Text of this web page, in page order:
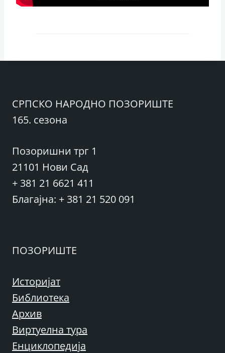
СРПСКО НАРОДНО ПОЗОРИШТЕ
165. сезона
Позоришни трг 1
21101 Нови Сад
+ 381 21 6621 411
Благајна: + 381 21 520 091
ПОЗОРИШТЕ
Историјат
Библиотека
Архив
Виртуелна тура
Енциклопедија